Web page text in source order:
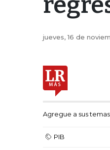
jueves, 16 de
Agregue a sus
PIB